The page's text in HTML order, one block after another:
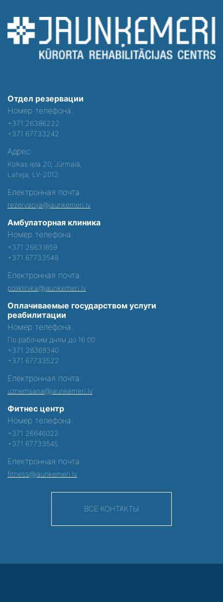
Отдел резервации
Номер телефона:
+371 26386222
+371 67733242
Адрес:
Kolkas iela 20, Jūrmalā,
Latvija, LV-2012
Електронная почта:
rezervacija@jaunkemeri.lv
Амбулаторная клиника
Номер телефона:
+371 26631659
+371 67733548
Електронная почта:
poliklinika@jaunkemeri.lv
Оплачиваемые государством услуги
реабилитации
Номер телефона:
По рабочим дням до 16:00
+371 28369340
+371 67733522
Електронная почта:
uznemsana@jaunkemeri.lv
Фитнес центр
Номер телефона:
+371 26646022
+371 67733545
Електронная почта:
fitness@jaunkemeri.lv
ВСЕ КОНТАКТЫ